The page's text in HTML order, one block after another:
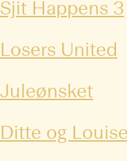
Sjit Happens 3
Losers United
Juleønsket
Ditte og